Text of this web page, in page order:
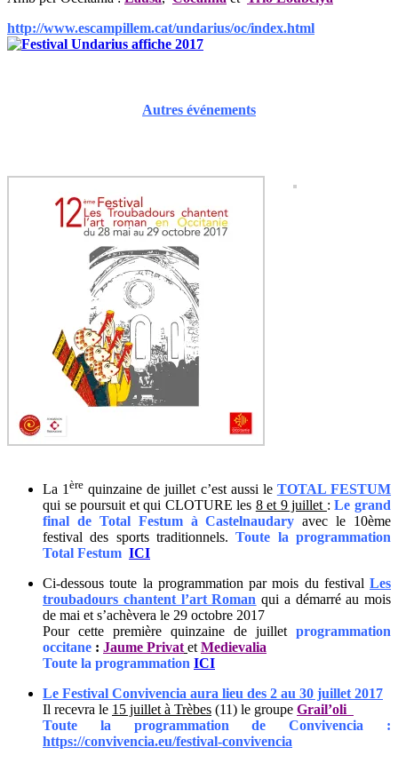
http://www.escampillem.cat/undarius/oc/index.html
Autres événements
La 1ère quinzaine de juillet c’est aussi le TOTAL FESTUM
qui se poursuit et qui CLOTURE les 8 et 9 juillet :Le grand
final de Total Festum à Castelnaudary avec le 10ème
festival des sports traditionnels. Toute la programmation
Total Festum ICI
Ci-dessous toute la programmation par mois du festival Les
troubadours chantent l’art Roman qui a démarré au mois
de mai et s’achèvera le 29 octobre 2017
Pour cette première quinzaine de juillet programmation
occitane : Jaume Privat et Medievalia
Toute la programmation ICI
Le Festival Convivencia aura lieu des 2 au 30 juillet 2017
Il recevra le 15 juillet à Trèbes (11) le groupe Grail’oli
Toute la programmation de Convivencia :
https://convivencia.eu/festival-convivencia